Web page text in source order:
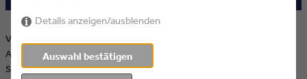
Vom 7.November 2018 bis zum 19. Mai 2019 ist im Museum der
Arbeit Hamburg in Zusammenarbeit mit dem Bucerius Lab der ZEIT-
Stiftung die Ausstellung "OUT OF OFFICE. Wenn Roboter und KI für
Details anzeigen/ausblenden
Auswahl bestätigen